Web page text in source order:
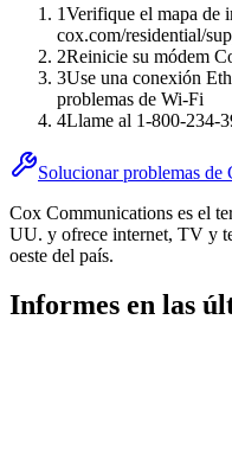
1Verifique el mapa de
cox.com/residential/
2Reinicie su módem
3Use una conexión
problemas de Wi-Fi
4Llame al 1-800-234-
Solucionar problemas de
Cox Communications es el
UU. y ofrece internet, TV y
oeste del país.
Informes en las